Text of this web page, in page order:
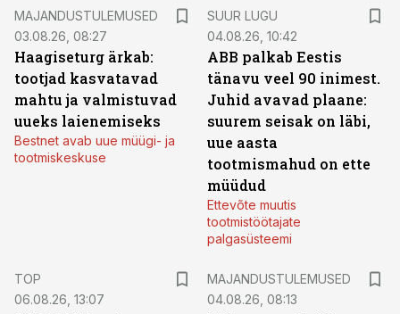
MAJANDUSTULEMUSED
03.08.26, 08:27
Haagiseturg ärkab:
tootjad kasvatavad
mahtu ja valmistuvad
uueks laienemiseks
Bestnet avab uue müügi- ja
tootmiskeskuse
SUUR LUGU
04.08.26, 10:42
ABB palkab Eestis
tänavu veel 90 inimest.
Juhid avavad plaane:
suurem seisak on läbi,
uue aasta
tootmismahud on ette
müüdud
Ettevõte muutis
tootmistöötajate
palgasüsteemi
TOP
06.08.26, 13:07
MAJANDUSTULEMUSED
04.08.26, 08:13